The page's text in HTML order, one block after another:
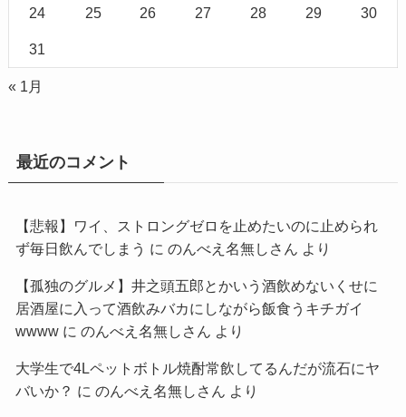
24 25 26 27 28 29 30
31
« 1月
最近のコメント
【悲報】ワイ、ストロングゼロを止めたいのに止められ
ず毎日飲んでしまう に のんべえ名無しさん より
【孤独のグルメ】井之頭五郎とかいう酒飲めないくせに
居酒屋に入って酒飲みバカにしながら飯食うキチガイ
wwwwに のんべえ名無しさん より
大学生で4Lペットボトル焼酎常飲してるんだが流石にヤ
バいか？ に のんべえ名無しさん より